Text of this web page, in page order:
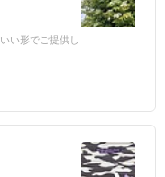
い形でご提供し